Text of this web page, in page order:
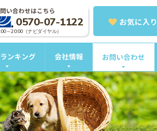
お気に入り
い合わせはこちら
0570-07-1122
～20:00（ナビダイヤル）
ンキング 会社情報 お問い合わせ